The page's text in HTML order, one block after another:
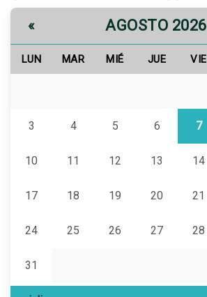
« AGOSTO 2026
LUN MAR MIÉ JUE VIE
3 4 5 6 7
10 11 12 13 14
17 18 19 20 21
24 25 26 27 28
31